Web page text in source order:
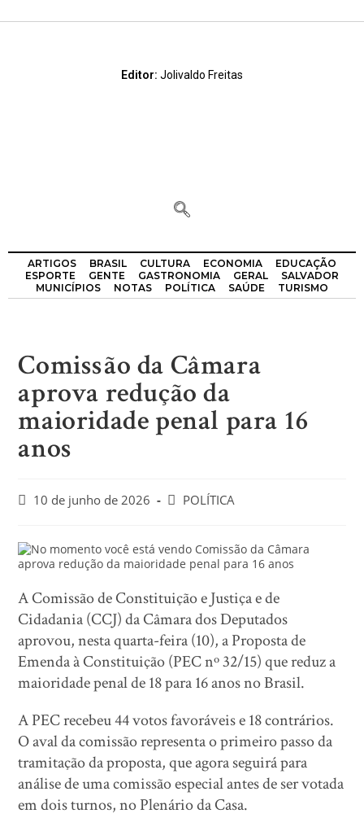
Editor: Jolivaldo Freitas
ARTIGOS BRASIL CULTURA ECONOMIA
EDUCAÇÃO
ESPORTE
GENTE GASTRONOMIA GERAL
SALVADOR
MUNICÍPIOS
NOTAS POLÍTICA SAÚDE TURISMO
Comissão da Câmara
aprova redução da
maioridade penal para 16
anos
10 de junho de 2026 POLÍTICA
A Comissão de Constituição e Justiça e de
Cidadania (CCJ) da Câmara dos Deputados
aprovou, nesta quarta-feira (10), a Proposta de
Emenda à Constituição (PEC nº 32/15) que reduz a
maioridade penal de 18 para 16 anos no Brasil.
A PEC recebeu 44 votos favoráveis e 18 contrários.
O aval da comissão representa o primeiro passo da
tramitação da proposta, que agora seguirá para
análise de uma comissão especial antes de ser votada
em dois turnos, no Plenário da Casa.